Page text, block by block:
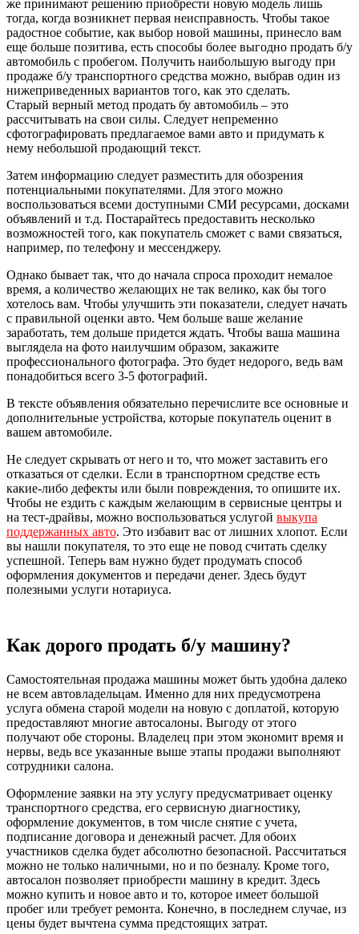
же принимают решению приобрести новую модель лишь
тогда, когда возникнет первая неисправность. Чтобы такое
радостное событие, как выбор новой машины, принесло вам
еще больше позитива, есть способы более выгодно продать б/у
автомобиль с пробегом. Получить наибольшую выгоду при
продаже б/у транспортного средства можно, выбрав один из
нижеприведенных вариантов того, как это сделать.
Старый верный метод продать бу автомобиль – это
рассчитывать на свои силы. Следует непременно
сфотографировать предлагаемое вами авто и придумать к
нему небольшой продающий текст.
Затем информацию следует разместить для обозрения
потенциальными покупателями. Для этого можно
воспользоваться всеми доступными СМИ ресурсами, досками
объявлений и т.д. Постарайтесь предоставить несколько
возможностей того, как покупатель сможет с вами связаться,
например, по телефону и мессенджеру.
Однако бывает так, что до начала спроса проходит немалое
время, а количество желающих не так велико, как бы того
хотелось вам. Чтобы улучшить эти показатели, следует начать
с правильной оценки авто. Чем больше ваше желание
заработать, тем дольше придется ждать. Чтобы ваша машина
выглядела на фото наилучшим образом, закажите
профессионального фотографа. Это будет недорого, ведь вам
понадобиться всего 3-5 фотографий.
В тексте объявления обязательно перечислите все основные и
дополнительные устройства, которые покупатель оценит в
вашем автомобиле.
Не следует скрывать от него и то, что может заставить его
отказаться от сделки. Если в транспортном средстве есть
какие-либо дефекты или были повреждения, то опишите их.
Чтобы не ездить с каждым желающим в сервисные центры и
на тест-драйвы, можно воспользоваться услугой выкупа
поддержанных авто. Это избавит вас от лишних хлопот. Если
вы нашли покупателя, то это еще не повод считать сделку
успешной. Теперь вам нужно будет продумать способ
оформления документов и передачи денег. Здесь будут
полезными услуги нотариуса.
Как дорого продать б/у машину?
Самостоятельная продажа машины может быть удобна далеко
не всем автовладельцам. Именно для них предусмотрена
услуга обмена старой модели на новую с доплатой, которую
предоставляют многие автосалоны. Выгоду от этого
получают обе стороны. Владелец при этом экономит время и
нервы, ведь все указанные выше этапы продажи выполняют
сотрудники салона.
Оформление заявки на эту услугу предусматривает оценку
транспортного средства, его сервисную диагностику,
оформление документов, в том числе снятие с учета,
подписание договора и денежный расчет. Для обоих
участников сделка будет абсолютно безопасной. Рассчитаться
можно не только наличными, но и по безналу. Кроме того,
автосалон позволяет приобрести машину в кредит. Здесь
можно купить и новое авто и то, которое имеет большой
пробег или требует ремонта. Конечно, в последнем случае, из
цены будет вычтена сумма предстоящих затрат.